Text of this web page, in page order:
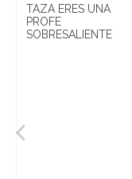
TAZA ERES UNA
PROFE
SOBRESALIENTE